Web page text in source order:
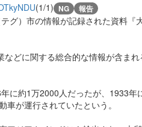
(1/1) NG 報告
グ）市の情報が記録された資料『
どに関する総合的な情報が含ま
に約1万2000人だったが、1933
が運行されていたという。